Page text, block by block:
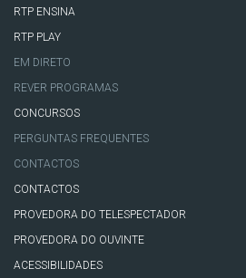
RTP ENSINA
RTP PLAY
EM DIRETO
REVER PROGRAMAS
CONCURSOS
PERGUNTAS FREQUENTES
CONTACTOS
CONTACTOS
PROVEDORA DO TELESPECTADOR
PROVEDORA DO OUVINTE
ACESSIBILIDADES